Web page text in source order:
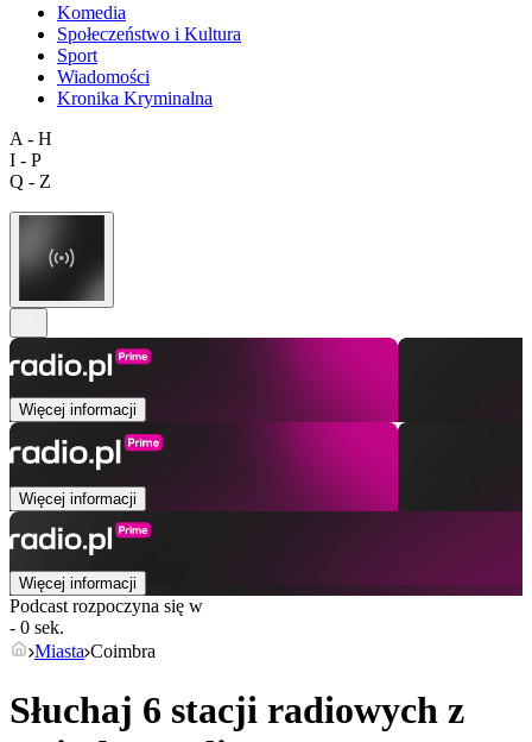
Komedia
Społeczeństwo i Kultura
Sport
Wiadomości
Kronika Kryminalna
A - H
I - P
Q - Z
Więcej informacji
Więcej informacji
Więcej informacji
Podcast rozpoczyna się w
- 0 sek.
Miasta Coimbra
Słuchaj 6 stacji radiowych z